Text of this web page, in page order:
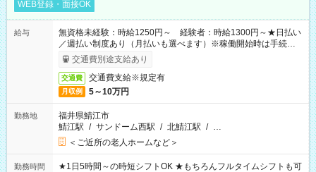
WEB登録・面接OK
給与
無資格未経験：時給1250円～ 経験者：時給1300円～★日払い
／週払い制度あり（月払いも選べます）※稼働開始時は手続き完
了次第のお支払いとなります。
交通費別途支給あり
交通費 交通費支給※規定有
月収例 5～10万円
勤務地
福井県鯖江市
鯖江駅 / サンドーム西駅 / 北鯖江駅 / …
＜ご近所の老人ホームなど＞
勤務時間
★1日5時間～の時短シフトOK ★もちろんフルタイムシフトも可